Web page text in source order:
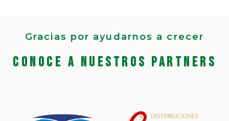
Gracias por ayudarnos a crecer
Conoce a nuestros partners